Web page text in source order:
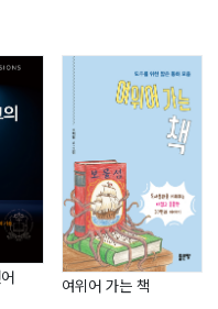
여위어 가는 책